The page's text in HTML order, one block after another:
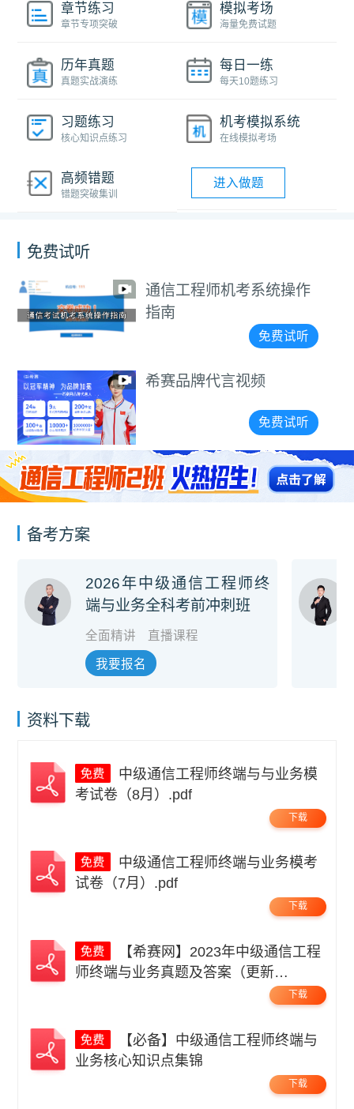
章节练习
章节专项突破
模拟考场
海量免费试题
历年真题
真题实战演练
每日一练
每天10题练习
习题练习
核心知识点练习
机考模拟系统
在线模拟考场
高频错题
错题突破集训
进入做题
免费试听
通信工程师机考系统操作
指南
免费试听
希赛品牌代言视频
免费试听
备考方案
2026年中级通信工程师终
端与业务全科考前冲刺班
全面精讲 直播课程
我要报名
资料下载
考试卷（8月）.pdf
下载
试卷（7月）.pdf
下载
师终端与业务真题及答案（更新
下载
业务核心知识点集锦
下载